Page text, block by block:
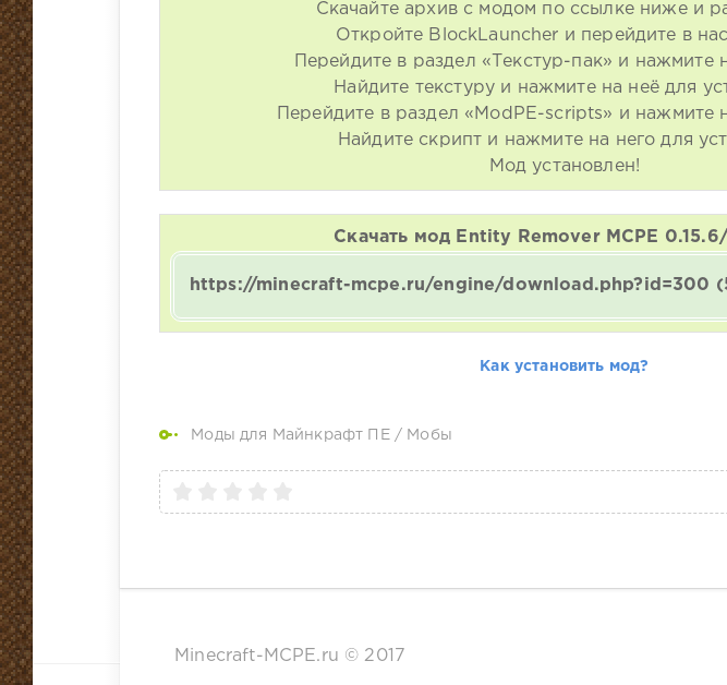
Скачайте архив с модом по ссылке ниже и
Откройте BlockLauncher и перейдите в
Перейдите в раздел «Текстур-пак» и нажмите
Найдите текстуру и нажмите на неё для
Перейдите в раздел «ModPE-scripts» и нажмите
Найдите скрипт и нажмите на него для
Мод установлен!
Скачать мод Entity Remover MCPE
https://minecraft-mcpe.ru/engine/download.php?id=300
Как установить мод?
Моды для Майнкрафт ПЕ / Мобы
Minecraft-MCPE.ru © 2017